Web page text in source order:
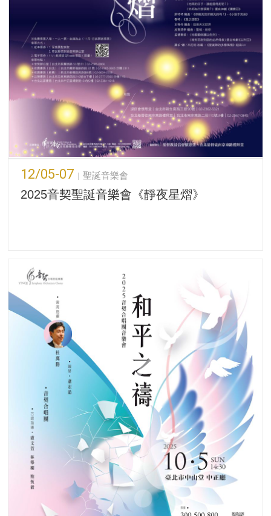
12/05-07 聖誕音樂會
2025音契聖誕音樂會《靜夜星熠》